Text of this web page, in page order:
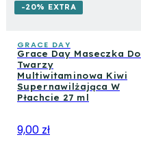
-20% EXTRA
GRACE DAY
Grace Day Maseczka Do
Twarzy
Multiwitaminowa Kiwi
Supernawilżająca W
Płachcie 27 ml
9,00 zł